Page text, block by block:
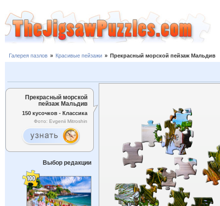
Галерея пазлов » Красивые пейзажи » Прекрасный морской пейзаж Мальдив
Прекрасный морской
пейзаж Мальдив
150 кусочков - Классика
Фото: Evgenii Mitroshin
Выбор редакции